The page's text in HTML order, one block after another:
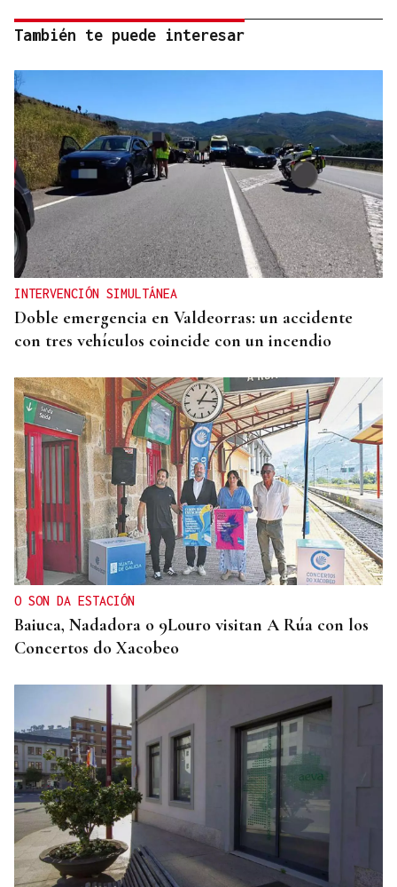
También te puede interesar
INTERVENCIÓN SIMULTÁNEA
Doble emergencia en Valdeorras: un accidente
con tres vehículos coincide con un incendio
O SON DA ESTACIÓN
Baiuca, Nadadora o 9Louro visitan A Rúa con los
Concertos do Xacobeo